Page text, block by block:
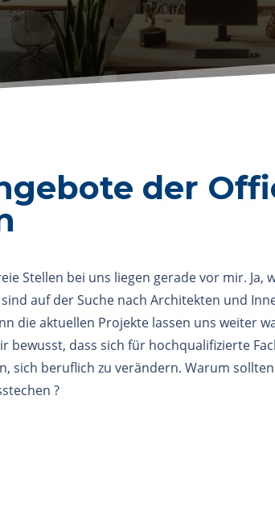
der
Stellen bei uns liegen gerade vor mir. Ja,
auf der Suche nach Architekten und
die aktuellen Projekte lassen uns weiter
bewusst, dass sich für hochqualifizierte
sich beruflich zu verändern. Warum
?